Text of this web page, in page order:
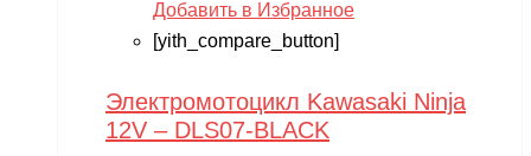
Добавить в Избранное
[yith_compare_button]
Электромотоцикл Kawasaki Ninja
12V – DLS07-BLACK